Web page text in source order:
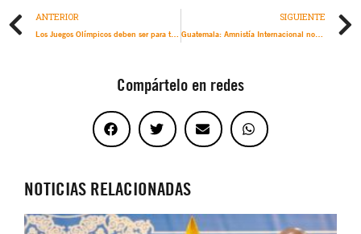
ANTERIOR
Los Juegos Olímpicos deben ser para todas las mujeres, incluidas las musulmanas
SIGUIENTE
Guatemala: Amnistía Internacional nombra a José Rubén Zamora preso de conciencia y exige su liberación
Compártelo en redes
NOTICIAS RELACIONADAS